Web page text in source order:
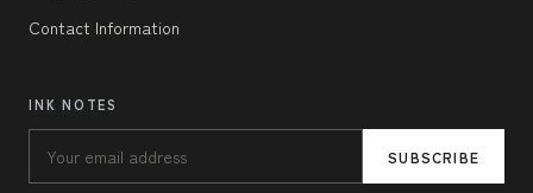
Contact Information
INK NOTES
SUBSCRIBE